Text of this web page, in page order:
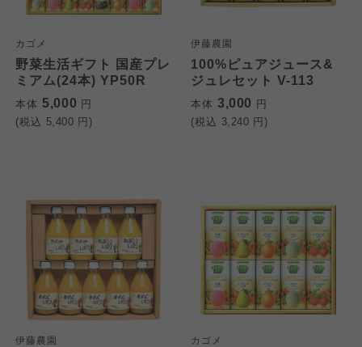
カゴメ
野菜生活ギフト 国産プレ
ミアム(24本) YP50R
本体 5,000 円
(税込 5,400 円)
伊藤農園
100%ピュアジュース&
ジュレセット V-113
本体 3,000 円
(税込 3,240 円)
伊藤農園 カゴメ